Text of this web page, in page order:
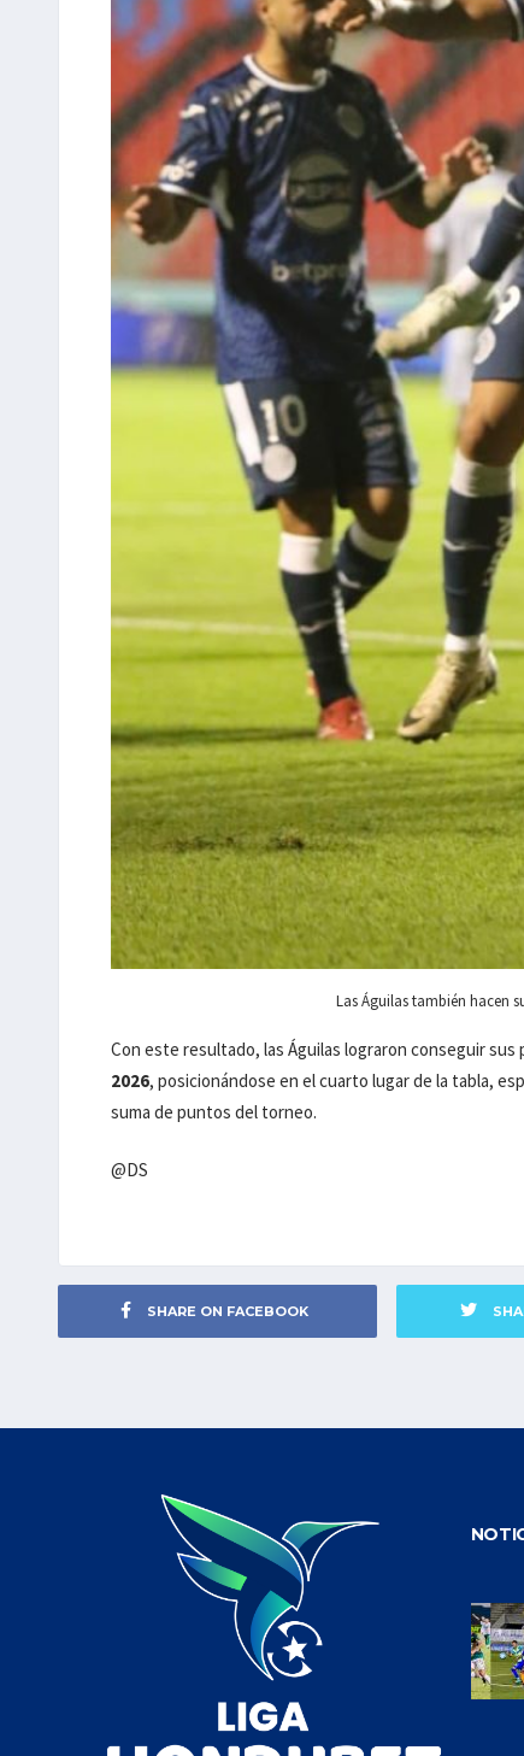
Las Águilas también hacen
Con este resultado, las Águilas lograron conseguir
2026, posicionándose en el cuarto lugar de la tabla,
suma de puntos del torneo.
@DS
SHARE ON FACEBOOK